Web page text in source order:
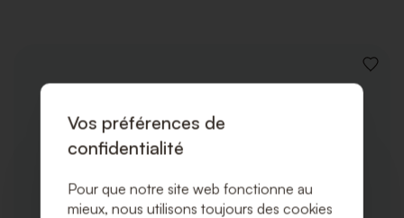
À
Vos préférences de
confidentialité
Pour que notre site web fonctionne au
mieux, nous utilisons toujours des cookies